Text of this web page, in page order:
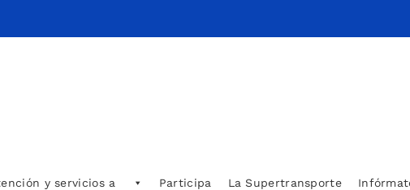
y servicios a
Participa La Supertransporte